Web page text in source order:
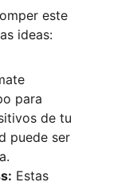
este
ideas:
para
de tu
puede ser
Estas